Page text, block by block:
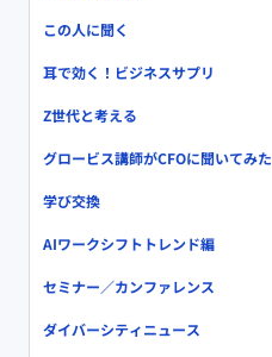
この人に聞く
耳で効く！ビジネスサプリ
Z世代と考える
グロービス講師がCFOに聞いてみた
学び交換
AIワークシフトトレンド編
セミナー／カンファレンス
ダイバーシティニュース